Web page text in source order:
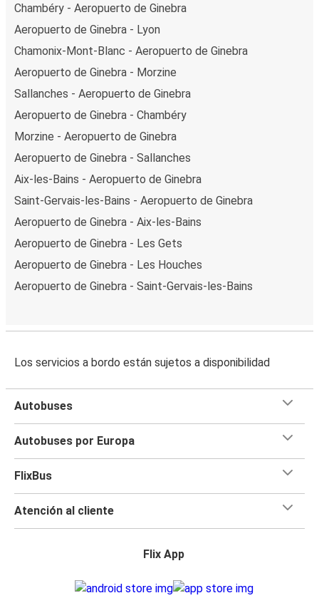
Chambéry - Aeropuerto de Ginebra
Aeropuerto de Ginebra - Lyon
Chamonix-Mont-Blanc - Aeropuerto de Ginebra
Aeropuerto de Ginebra - Morzine
Sallanches - Aeropuerto de Ginebra
Aeropuerto de Ginebra - Chambéry
Morzine - Aeropuerto de Ginebra
Aeropuerto de Ginebra - Sallanches
Aix-les-Bains - Aeropuerto de Ginebra
Saint-Gervais-les-Bains - Aeropuerto de Ginebra
Aeropuerto de Ginebra - Aix-les-Bains
Aeropuerto de Ginebra - Les Gets
Aeropuerto de Ginebra - Les Houches
Aeropuerto de Ginebra - Saint-Gervais-les-Bains
Los servicios a bordo están sujetos a disponibilidad
Autobuses
Autobuses por Europa
FlixBus
Atención al cliente
Flix App